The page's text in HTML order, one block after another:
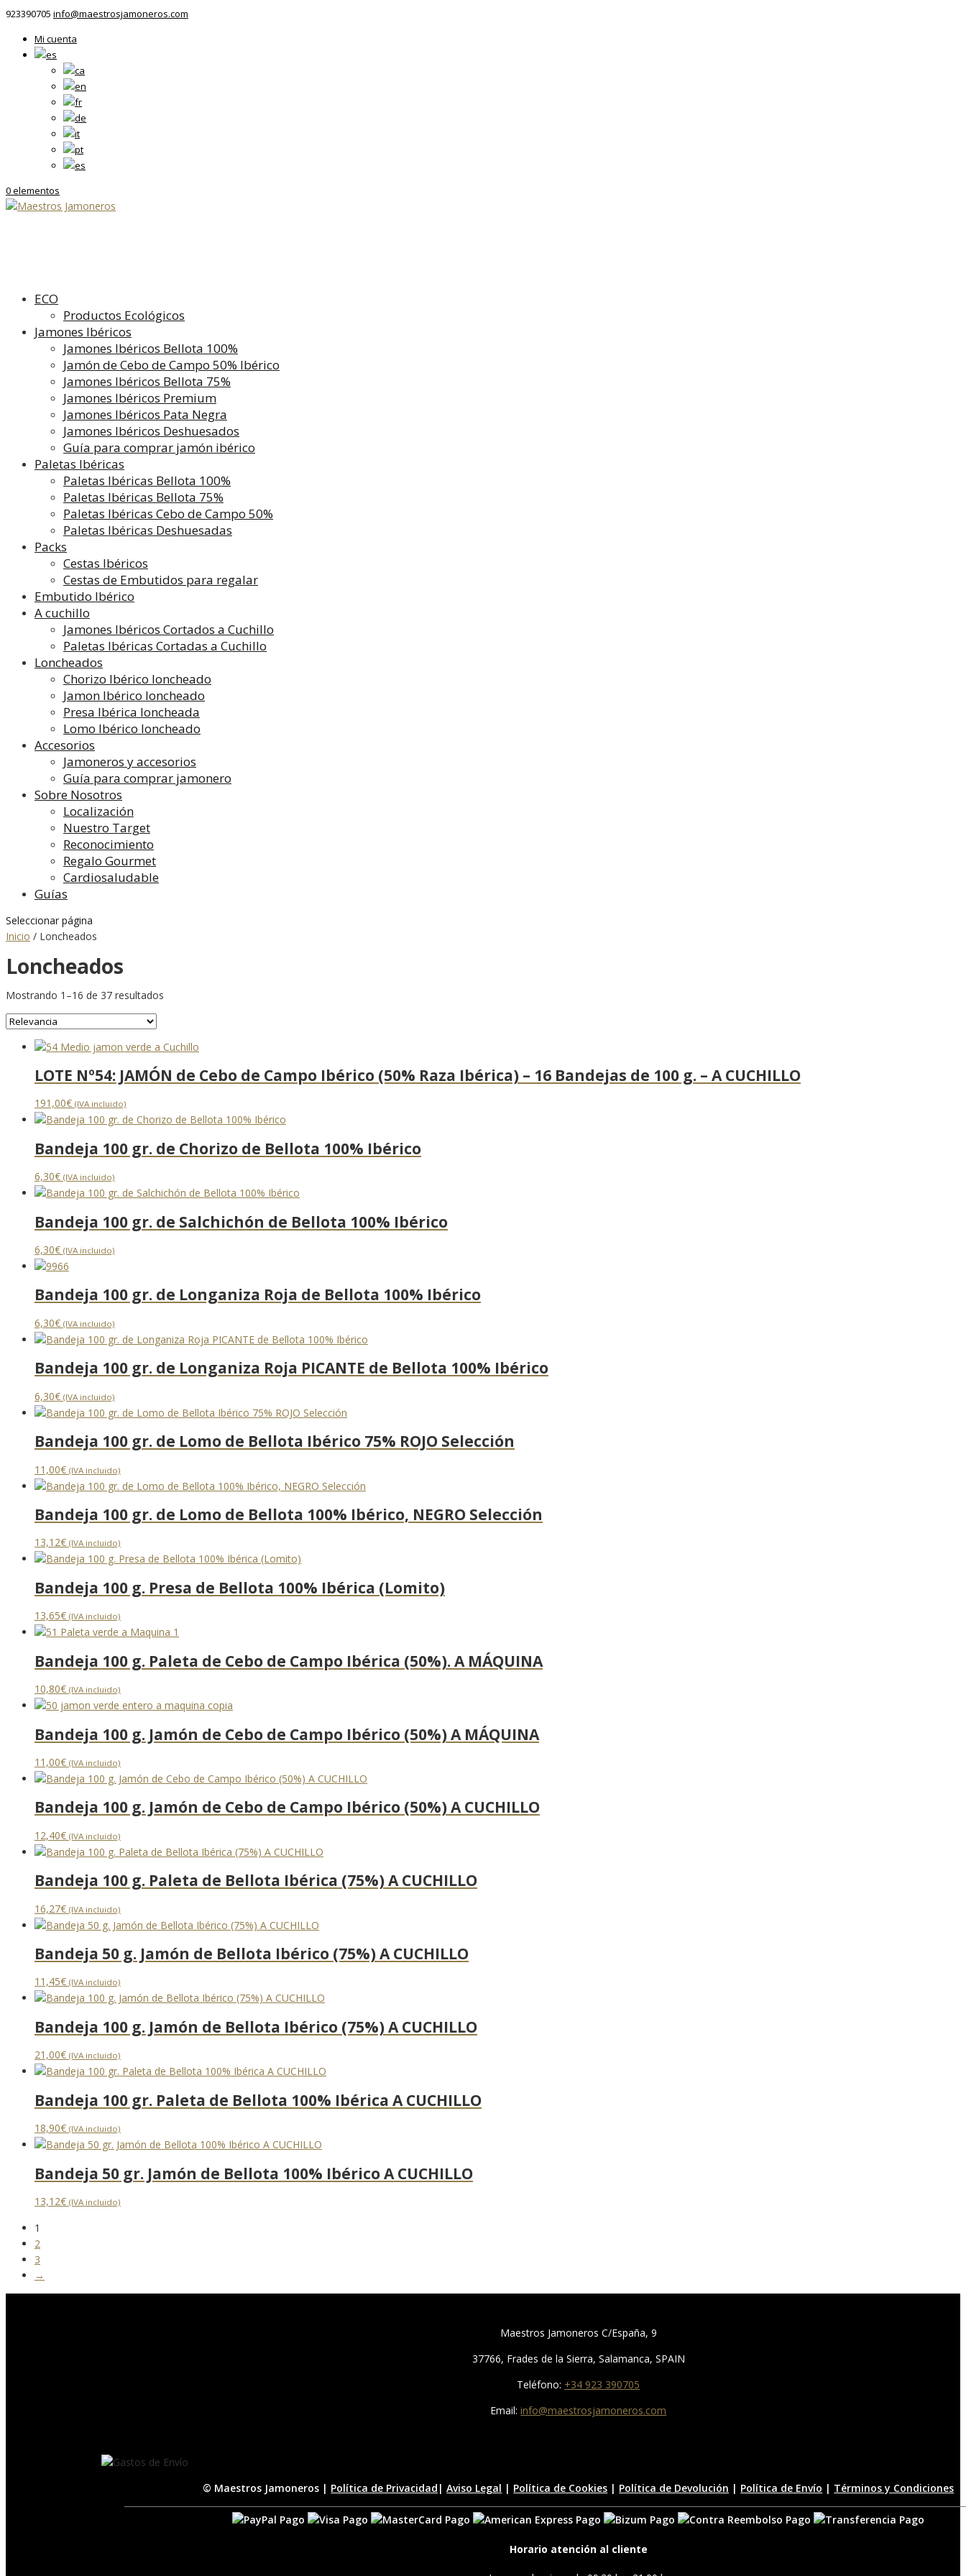
923390705 info@maestrosjamoneros.com
Mi cuenta
0 elementos
ECO
Productos Ecológicos
Jamones Ibéricos
Jamones Ibéricos Bellota 100%
Jamón de Cebo de Campo 50% Ibérico
Jamones Ibéricos Bellota 75%
Jamones Ibéricos Premium
Jamones Ibéricos Pata Negra
Jamones Ibéricos Deshuesados
Guía para comprar jamón ibérico
Paletas Ibéricas
Paletas Ibéricas Bellota 100%
Paletas Ibéricas Bellota 75%
Paletas Ibéricas Cebo de Campo 50%
Paletas Ibéricas Deshuesadas
Packs
Cestas Ibéricos
Cestas de Embutidos para regalar
Embutido Ibérico
A cuchillo
Jamones Ibéricos Cortados a Cuchillo
Paletas Ibéricas Cortadas a Cuchillo
Loncheados
Chorizo Ibérico loncheado
Jamon Ibérico loncheado
Presa Ibérica loncheada
Lomo Ibérico loncheado
Accesorios
Jamoneros y accesorios
Guía para comprar jamonero
Sobre Nosotros
Localización
Nuestro Target
Reconocimiento
Regalo Gourmet
Cardiosaludable
Guías
Seleccionar página
Inicio / Loncheados
Loncheados
Mostrando 1–16 de 37 resultados
LOTE Nº54: JAMÓN de Cebo de Campo Ibérico (50% Raza Ibérica) – 16 Bandejas de 100 g. – A CUCHILLO
191,00€ (IVA incluido)
Bandeja 100 gr. de Chorizo de Bellota 100% Ibérico
6,30€ (IVA incluido)
Bandeja 100 gr. de Salchichón de Bellota 100% Ibérico
6,30€ (IVA incluido)
Bandeja 100 gr. de Longaniza Roja de Bellota 100% Ibérico
6,30€ (IVA incluido)
Bandeja 100 gr. de Longaniza Roja PICANTE de Bellota 100% Ibérico
6,30€ (IVA incluido)
Bandeja 100 gr. de Lomo de Bellota Ibérico 75% ROJO Selección
11,00€ (IVA incluido)
Bandeja 100 gr. de Lomo de Bellota 100% Ibérico, NEGRO Selección
13,12€ (IVA incluido)
Bandeja 100 g. Presa de Bellota 100% Ibérica (Lomito)
13,65€ (IVA incluido)
Bandeja 100 g. Paleta de Cebo de Campo Ibérica (50%). A MÁQUINA
10,80€ (IVA incluido)
Bandeja 100 g. Jamón de Cebo de Campo Ibérico (50%) A MÁQUINA
11,00€ (IVA incluido)
Bandeja 100 g. Jamón de Cebo de Campo Ibérico (50%) A CUCHILLO
12,40€ (IVA incluido)
Bandeja 100 g. Paleta de Bellota Ibérica (75%) A CUCHILLO
16,27€ (IVA incluido)
Bandeja 50 g. Jamón de Bellota Ibérico (75%) A CUCHILLO
11,45€ (IVA incluido)
Bandeja 100 g. Jamón de Bellota Ibérico (75%) A CUCHILLO
21,00€ (IVA incluido)
Bandeja 100 gr. Paleta de Bellota 100% Ibérica A CUCHILLO
18,90€ (IVA incluido)
Bandeja 50 gr. Jamón de Bellota 100% Ibérico A CUCHILLO
13,12€ (IVA incluido)
1
2
3
→
Maestros Jamoneros C/España, 9
37766, Frades de la Sierra, Salamanca, SPAIN
Teléfono: +34 923 390705
Email:info@maestrosjamoneros.com
© Maestros Jamoneros | Política de Privacidad |Aviso Legal | Política de Cookies | Política de Devolución | Política de Envío | Términos y Condiciones
Horario atención al cliente